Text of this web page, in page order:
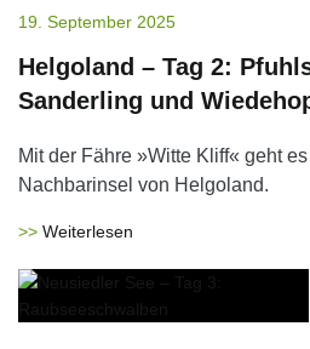
19. September 2025
Helgoland – Tag 2:
Sanderling und
Mit der Fähre »Witte Kliff« geht
Nachbarinsel von Helgoland.
Weiterlesen